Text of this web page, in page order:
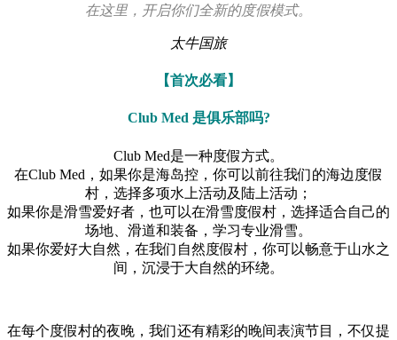
在这里，开启你们全新的度假模式。
太牛国旅
【首次必看】
Club Med 是俱乐部吗?
Club Med是一种度假方式。
在Club Med，如果你是海岛控，你可以前往我们的海边度假
村，选择多项水上活动及陆上活动；
如果你是滑雪爱好者，也可以在滑雪度假村，选择适合自己的
场地、滑道和装备，学习专业滑雪。
如果你爱好大自然，在我们自然度假村，你可以畅意于山水之
间，沉浸于大自然的环绕。
在每个度假村的夜晚，我们还有精彩的晚间表演节目，不仅提